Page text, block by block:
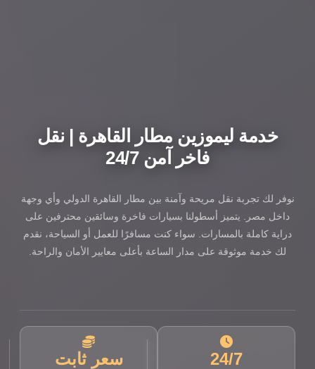
خدمة ليموزين مطار القاهرة | نقل
فاخر آمن 24/7
نوفر لك تجربة نقل مريحة وآمنة بين مطار القاهرة الدولي وأي وجهة
داخل مصر. يتميز أسطولنا بسيارات فاخرة وسائقين محترفين على
دراية كاملة بالمسارات. سواء كنت مسافرًا للعمل أو السياحة، نقدم
لك خدمة موثوقة على مدار الساعة بأعلى معايير الأمان والراحة.
24/7 سعر ثابت